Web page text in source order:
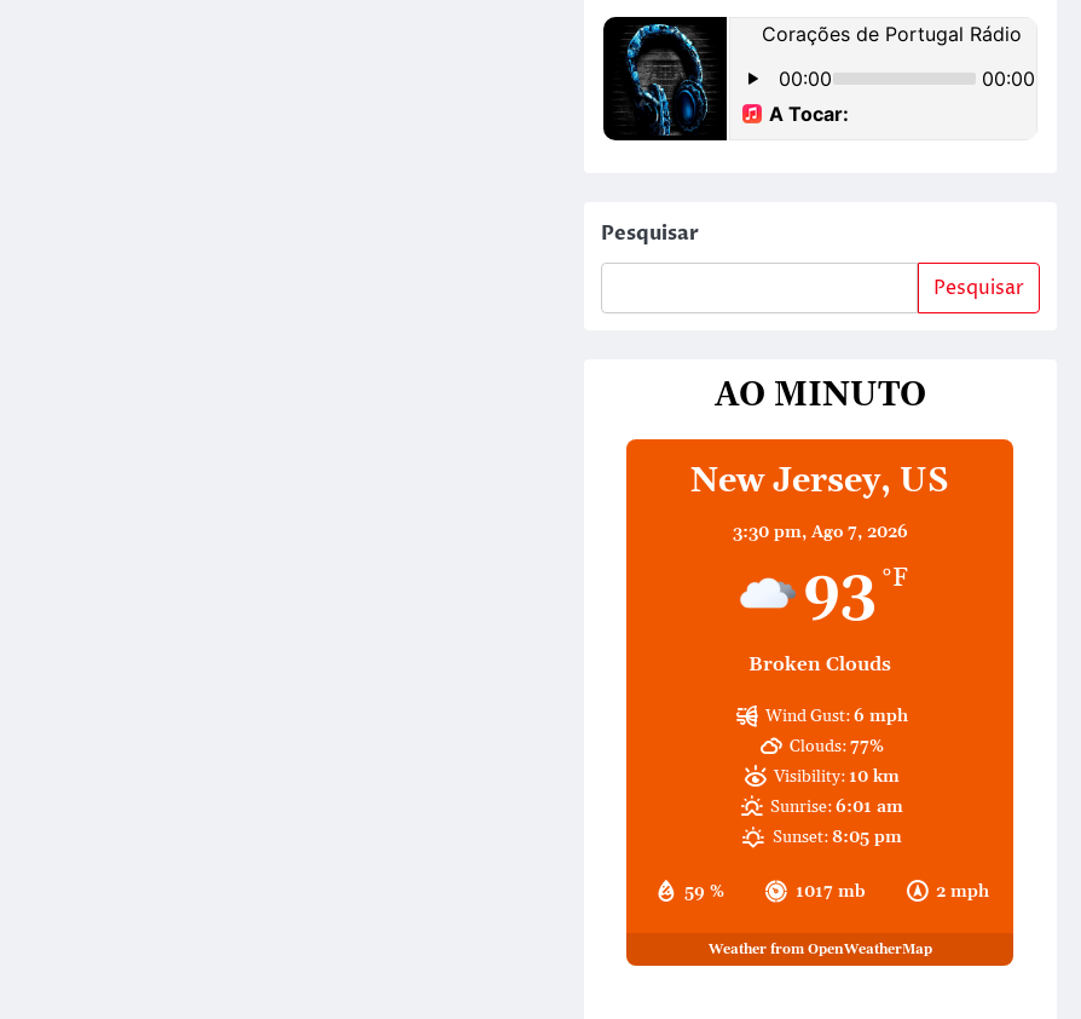
Pesquisar
Pesquisar
AO MINUTO
New Jersey, US
3:30 pm, Ago 7, 2026
93 °F
Broken Clouds
59 % 1017 mb 2 mph
Wind Gust:6 mph
Clouds:77%
Visibility: 10 km
Sunrise:6:01 am
Sunset:8:05 pm
Weather from OpenWeatherMap